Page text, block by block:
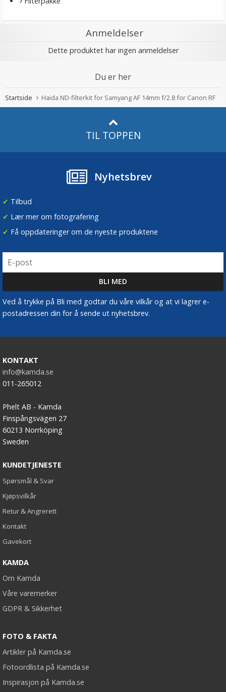
Anmeldelser
Dette produktet har ingen anmeldelser
Du er her
Startside Haida ND-filterkit for Samyang AF 14mm f/2.8 for Canon RF
TIL TOPPEN
Nyhetsbrev
✔ Tilbud
✔ Lær mer om fotografering
✔ Få oppdateringer om de nyeste produktene
Ved å trykke på Bli med godtar du våre vilkår og at vi lagrer e-
postadressen din for å sende ut nyhetsbrev.
KONTAKT
info@kamda.se
011-265012
Phelt AB - Kamda
Finspångsvägen 27
60213 Norrköping
Sweden
KUNDETJENESTE
Spørsmål & Svar
Kjøpsvilkår
Retur & Angrerett
Kontakt
Gavekort
KAMDA
Om Kamda
Våre varemerker
GDPR & Sikkerhet
FOTO & FAKTA
Artikler på Kamda.se
Fotoordlista på Kamda.se
Inspirasjon på Kamda.se